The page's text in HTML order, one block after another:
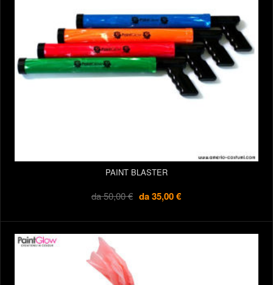
PAINT BLASTER
da50,00 € da35,00 €